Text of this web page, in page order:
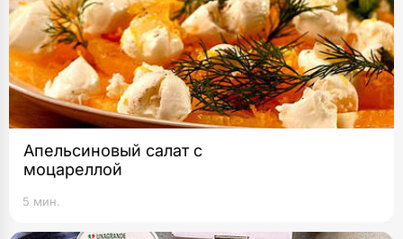
Апельсиновый салат с
моцареллой
5 мин.